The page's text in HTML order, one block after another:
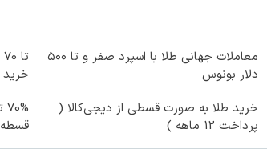
معاملات جهانی طلا با اسپرد صفر و تا ۵۰۰
دلار بونوس
خرید در
خرید طلا به صورت قسطی از دیجی‌کالا (
پرداخت 12 ماهه )
قسطه